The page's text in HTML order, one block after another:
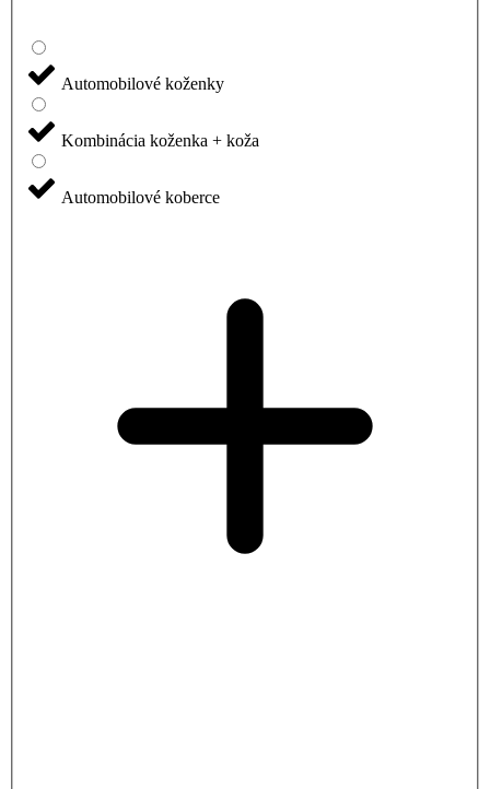
Automobilové koženky
Kombinácia koženka + koža
Automobilové koberce